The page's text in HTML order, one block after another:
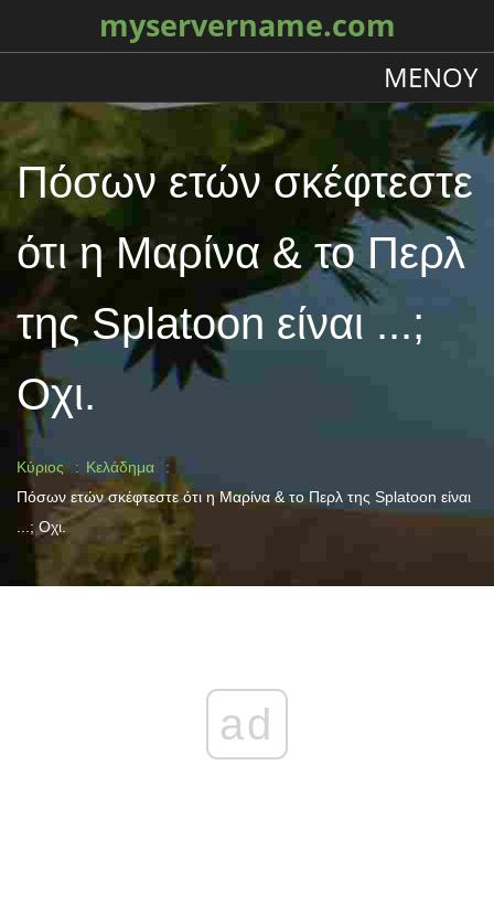
myservername.com
ΜΕΝΟΎ
Πόσων ετών σκέφτεστε
ότι η Μαρίνα & το Περλ
της Splatoon είναι ...;
Οχι.
Κύριος
Κελάδημα
Πόσων ετών σκέφτεστε ότι η Μαρίνα & το Περλ της Splatoon είναι
...; Οχι.
ad